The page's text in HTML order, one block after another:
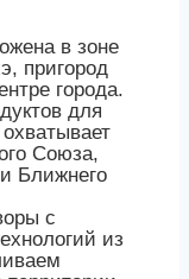
в зоне
пригород
города.
для
Союза,
Ближнего
с
из